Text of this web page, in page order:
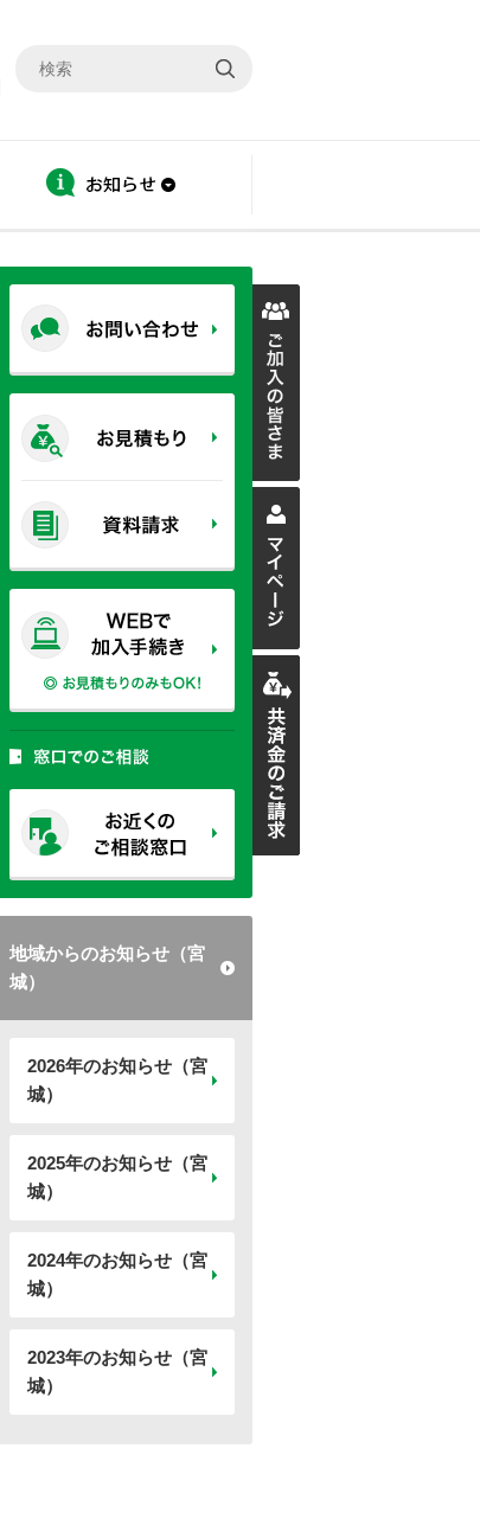
地域からのお知らせ（宮
城）
2026年のお知らせ（宮
城）
2025年のお知らせ（宮
城）
2024年のお知らせ（宮
城）
2023年のお知らせ（宮
城）